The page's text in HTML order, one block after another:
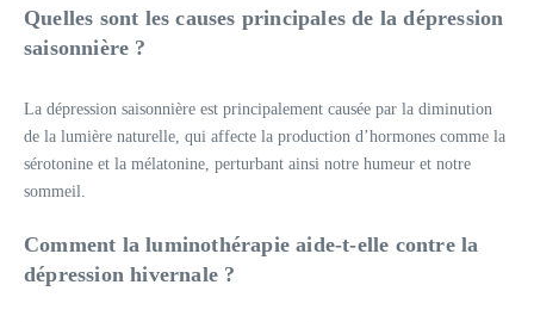
Quelles sont les causes principales de la dépression
saisonnière ?
La dépression saisonnière est principalement causée par la diminution
de la lumière naturelle, qui affecte la production d’hormones comme la
sérotonine et la mélatonine, perturbant ainsi notre humeur et notre
sommeil.
Comment la luminothérapie aide-t-elle contre la
dépression hivernale ?